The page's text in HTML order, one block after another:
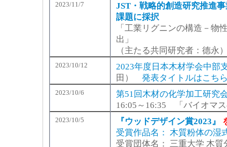
2023/11/7
JST・戦略的創造研究推進
課題に採択
「工業リグニンの構造－物
出」
（主たる共同研究者：德永
2023/10/12
2023年度日本木材学会中部
田） 発表タイトルはこち
2023/10/6
第51回木材の化学加工研究
16:05～16:35 「バイオマ
2023/10/5 『ウッドデザイン賞2023』
受賞作品名： 木質粉体の湿
受賞団体名： 三重大学 木